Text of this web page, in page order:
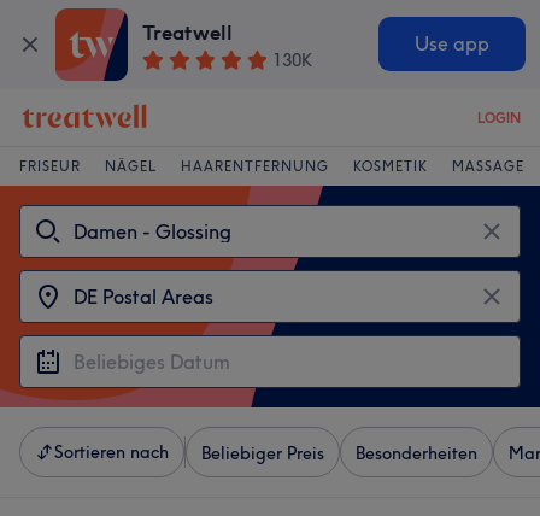
Treatwell
130K
Use app
LOGIN
FRISEUR NÄGEL HAARENTFERNUNG KOSMETIK MASSAGE
Sortieren nach Beliebiger Preis Besonderheiten